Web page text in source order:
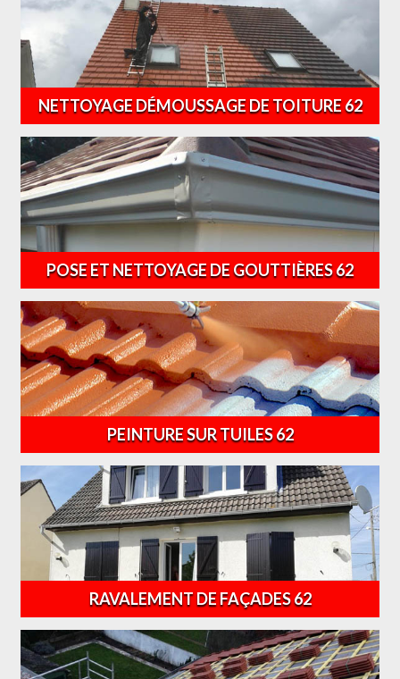
NETTOYAGE DÉMOUSSAGE DE TOITURE 62
POSE ET NETTOYAGE DE GOUTTIÈRES 62
PEINTURE SUR TUILES 62
RAVALEMENT DE FAÇADES 62